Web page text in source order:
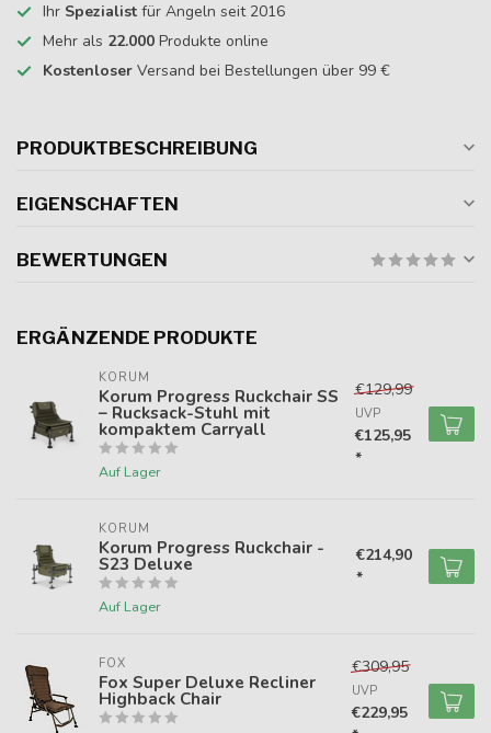
Ihr Spezialist für Angeln seit 2016
Mehr als 22.000 Produkte online
Kostenloser Versand bei Bestellungen über 99 €
PRODUKTBESCHREIBUNG
EIGENSCHAFTEN
BEWERTUNGEN
ERGÄNZENDE PRODUKTE
KORUM
Korum Progress Ruckchair SS
– Rucksack-Stuhl mit
kompaktem Carryall
Auf Lager
€129,99
UVP
€125,95
*
KORUM
Korum Progress Ruckchair -
S23 Deluxe
Auf Lager
€214,90
*
FOX
Fox Super Deluxe Recliner
Highback Chair
€309,95
UVP
€229,95